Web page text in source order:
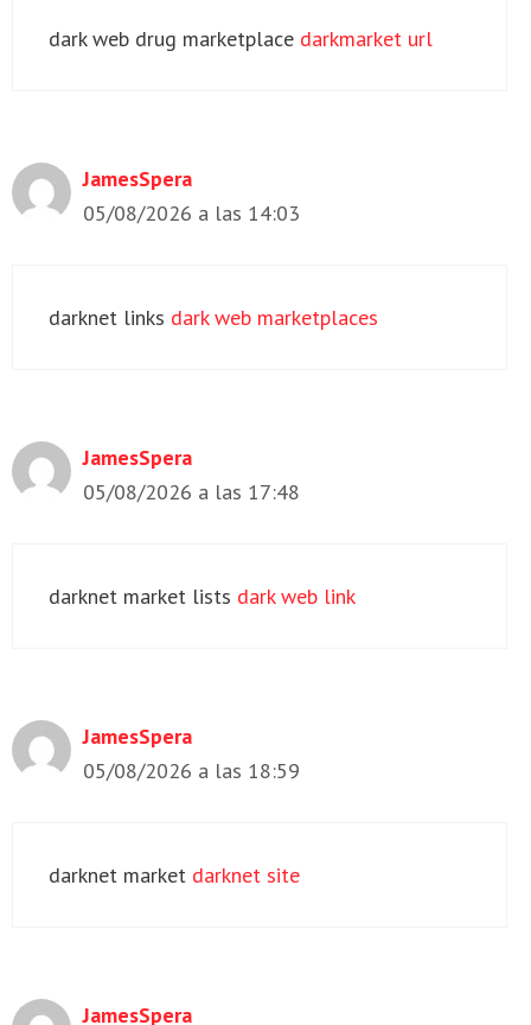
dark web drug marketplace darkmarket url
JamesSpera
05/08/2026 a las 14:03
darknet links dark web marketplaces
JamesSpera
05/08/2026 a las 17:48
darknet market lists dark web link
JamesSpera
05/08/2026 a las 18:59
darknet market darknet site
JamesSpera